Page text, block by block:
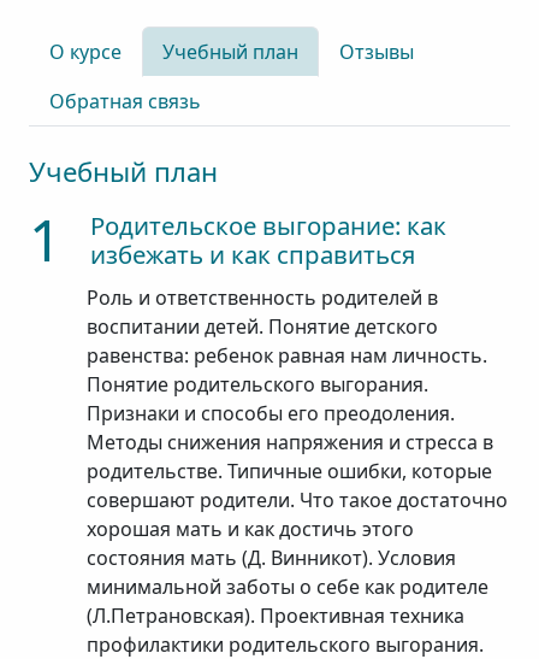
О курсе Учебный план
Отзывы
Обратная связь
Учебный план
1
Родительское выгорание: как
избежать и как справиться
Роль и ответственность родителей в
воспитании детей. Понятие детского
равенства: ребенок равная нам личность.
Понятие родительского выгорания.
Признаки и способы его преодоления.
Методы снижения напряжения и стресса в
родительстве. Типичные ошибки, которые
совершают родители. Что такое достаточно
хорошая мать и как достичь этого
состояния мать (Д. Винникот). Условия
минимальной заботы о себе как родителе
(Л.Петрановская). Проективная техника
профилактики родительского выгорания.